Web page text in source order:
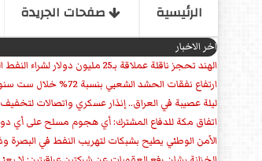
الرئیسیة صفحات الجریدة
اخر الاخبار
الهند تحجز ناقلة عملاقة بـ25 مليون دولار لشراء النفط العراقي
ارتفاع نفقات الحشد الشعبي بنسبة 72% خلال ست سنوات
ليلة عصيبة في العراق.. إنذار عسكري واتصالات لتخفيف
‏اتفاق مكة للدفاع المشترك: أي هجوم مسلح على أي
الأمن الوطني يطيح بشبكات لتهريب النفط في البصرة